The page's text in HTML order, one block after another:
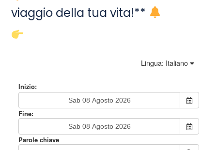
viaggio della tua vita!**